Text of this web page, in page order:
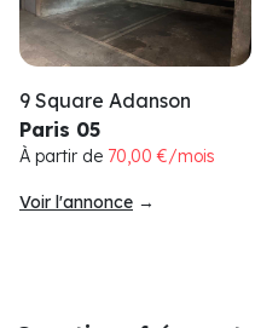
9 Square Adanson
Paris 05
À partir de 70,00 €/mois
Voir l'annonce →